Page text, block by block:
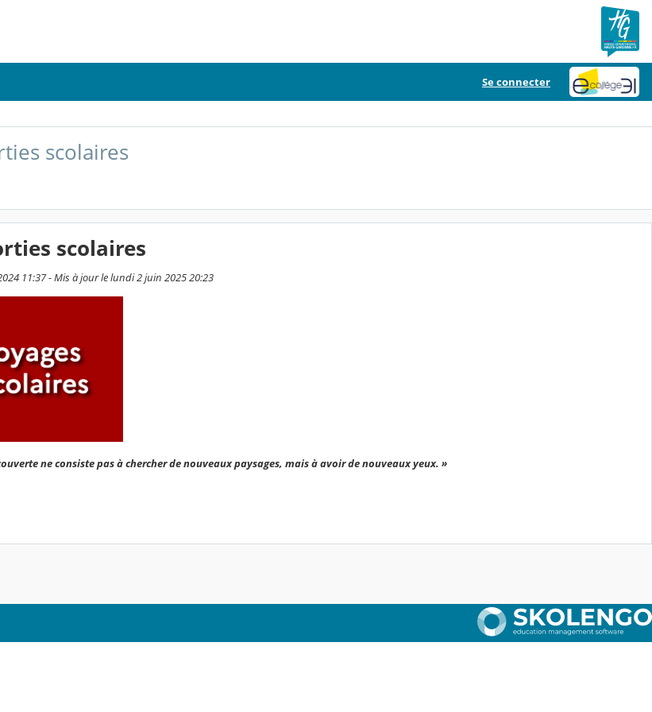
Se connecter
scolaires
scolaires
11:37 - Mis à jour le lundi 2 juin 2025 20:23
ne consiste pas à chercher de nouveaux paysages, mais à avoir de nouveaux yeux. »